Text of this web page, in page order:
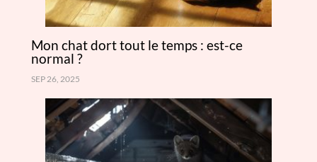
Mon chat dort tout le temps : est-ce
normal ?
SEP 26, 2025